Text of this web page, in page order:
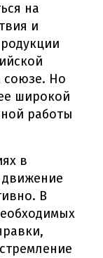
на
и
союзе. Но
широкой
работы
в
В